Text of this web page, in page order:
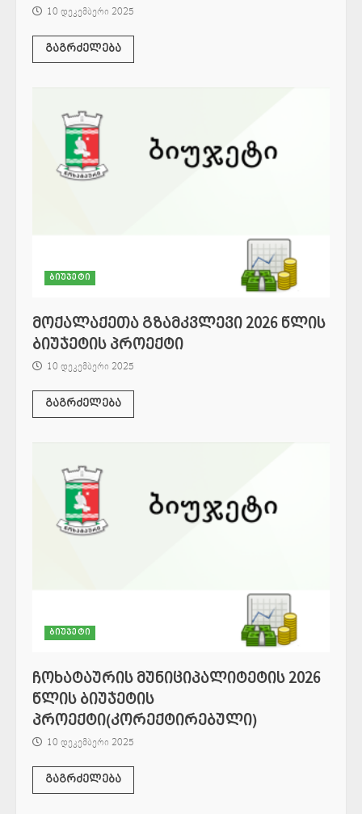
10 დეკემბერი 2025
გაგრძელება
ბიუჯეტი
მოქალაქეთა გზამკვლევი 2026 წლის
ბიუჯეტის პროექტი
10 დეკემბერი 2025
გაგრძელება
ბიუჯეტი
ჩოხატაურის მუნიციპალიტეტის 2026
წლის ბიუჯეტის
პროექტი(კორექტირებული)
10 დეკემბერი 2025
გაგრძელება